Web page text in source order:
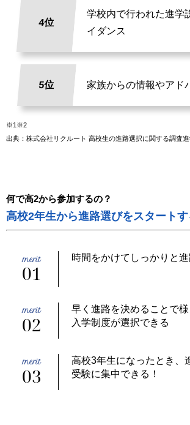
4位
学校内で行われた進学
イダンス
5位 家族からの情報やアド
※1※2
出典：株式会社リクルート 高校生の進路選択に関する調査
何で高2から参加するの？
高校2年生から進路選びをスタートす
01
時間をかけてしっかりと
02
早く進路を決めることで
入学制度が選択できる
03
高校3年生になったとき、
受験に集中できる！